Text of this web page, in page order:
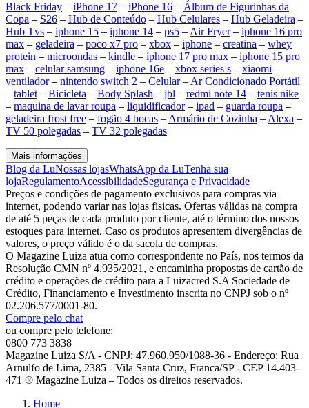
Black Friday – iPhone 17 – iPhone 16 – Álbum de Figurinhas da
Copa – S26 – Hub de Conteúdo – Hub Celulares – Hub Geladeira –
Hub Tvs – iphone 15 – iphone 14 – ps5 –Air Fryer– iphone 16 pro
max – geladeira – poco x7 pro – xbox – iphone – creatina – whey
protein – microondas – kindle – iphone 17 pro max – iphone 15 pro
max – celular samsung – iphone 16e – xbox series s – xiaomi –
ventilador– nintendo switch 2 – Celular–Ar Condicionado Portátil
– tablet– Bicicleta – Body Splash – jbl – redmi note 14 – tenis nike
– maquina de lavar roupa – liquidificador– ipad – guarda roupa –
geladeira frost free – fogão 4 bocas –Armário de Cozinha –Alexa –
TV 50 polegadas – TV 32 polegadas
Mais informações
Blog da LuNossas lojasWhatsApp da LuTenha sua
lojaRegulamentoAcessibilidadeSegurança e Privacidade
Preços e condições de pagamento exclusivos para compras via
internet, podendo variar nas lojas físicas. Ofertas válidas na compra
de até 5 peças de cada produto por cliente, até o término dos nossos
estoques para internet. Caso os produtos apresentem divergências de
valores, o preço válido é o da sacola de compras.
O Magazine Luiza atua como correspondente no País, nos termos da
Resolução CMN nº 4.935/2021, e encaminha propostas de cartão de
crédito e operações de crédito para a Luizacred S.A Sociedade de
Crédito, Financiamento e Investimento inscrita no CNPJ sob o nº
02.206.577/0001-80.
Compre pelo chat
ou compre pelo telefone:
0800 773 3838
Magazine Luiza S/A - CNPJ: 47.960.950/1088-36 - Endereço: Rua
Arnulfo de Lima, 2385 - Vila Santa Cruz, Franca/SP - CEP 14.403-
471 ® Magazine Luiza – Todos os direitos reservados.
Home